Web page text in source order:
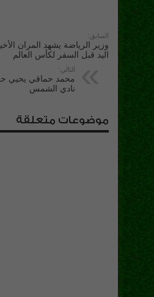
السابق:
وزير الرياضة يشهد المران
اليد قبل السفر لكأس العالم
التالي:
محمد حماقي يحيي
نادي الشمس
موضوعات متعلقة